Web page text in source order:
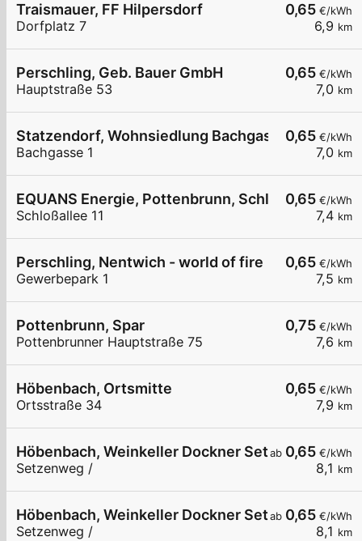
0,65 €/kWh
6,9 km
Traismauer, FF Hilpersdorf
Dorfplatz 7
0,65 €/kWh
7,0 km
Perschling, Geb. Bauer GmbH
Hauptstraße 53
0,65 €/kWh
7,0 km
Statzendorf, Wohnsiedlung Bachgasse
Bachgasse 1
0,65 €/kWh
7,4 km
EQUANS Energie, Pottenbrunn, Schlossalle
Schloßallee 11
0,65 €/kWh
7,5 km
Perschling, Nentwich - world of fire
Gewerbepark 1
0,75 €/kWh
7,6 km
Pottenbrunn, Spar
Pottenbrunner Hauptstraße 75
0,65 €/kWh
7,9 km
Höbenbach, Ortsmitte
Ortsstraße 34
ab 0,65 €/kWh
8,1 km
Höbenbach, Weinkeller Dockner Setzenweg
Setzenweg /
ab 0,65 €/kWh
8,1 km
Höbenbach, Weinkeller Dockner Setzenweg
Setzenweg /